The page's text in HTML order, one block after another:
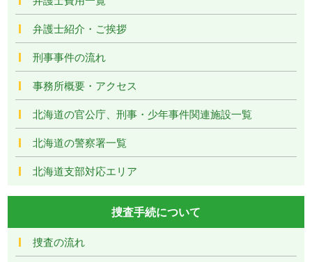
弁護士紹介・ご挨拶
刑事事件の流れ
事務所概要・アクセス
北海道の官公庁、刑事・少年事件関連施設一覧
北海道の警察署一覧
北海道支部対応エリア
捜査手続について
捜査の流れ